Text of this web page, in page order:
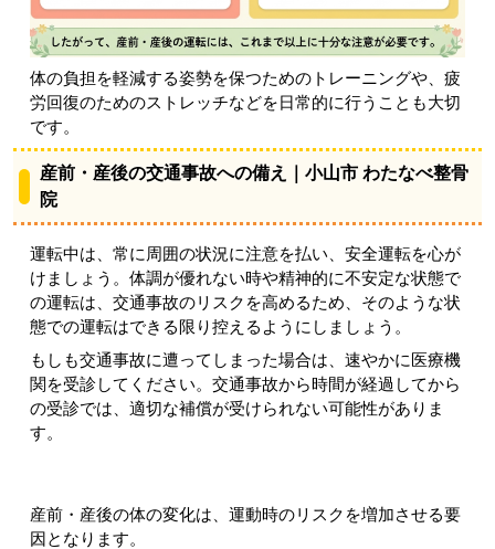
体の負担を軽減する姿勢を保つためのトレーニングや、疲
労回復のためのストレッチなどを日常的に行うことも大切
です。
産前・産後の交通事故への備え｜小山市 わたなべ整骨
院
運転中は、常に周囲の状況に注意を払い、安全運転を心が
けましょう。体調が優れない時や精神的に不安定な状態で
の運転は、交通事故のリスクを高めるため、そのような状
態での運転はできる限り控えるようにしましょう。
もしも交通事故に遭ってしまった場合は、速やかに医療機
関を受診してください。交通事故から時間が経過してから
の受診では、適切な補償が受けられない可能性がありま
す。
産前・産後の体の変化は、運動時のリスクを増加させる要
因となります。